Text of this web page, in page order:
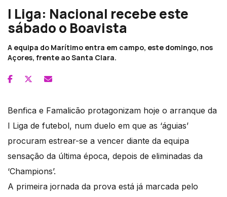
I Liga: Nacional recebe este
sábado o Boavista
A equipa do Marítimo entra em campo, este domingo, nos
Açores, frente ao Santa Clara.
Benfica e Famalicão protagonizam hoje o arranque da
I Liga de futebol, num duelo em que as ‘águias’
procuram estrear-se a vencer diante da equipa
sensação da última época, depois de eliminadas da
‘Champions’.
A primeira jornada da prova está já marcada pelo